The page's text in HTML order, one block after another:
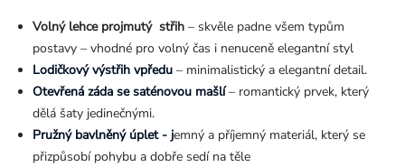
Volný lehce projmutý střih – skvěle padne všem typům
postavy – vhodné pro volný čas i nenuceně elegantní styl
Lodičkový výstřih vpředu – minimalistický a elegantní detail.
Otevřená záda se saténovou mašlí– romantický prvek, který
dělá šaty jedinečnými.
Pružný bavlněný úplet - jemný a příjemný materiál, který se
přizpůsobí pohybu a dobře sedí na těle